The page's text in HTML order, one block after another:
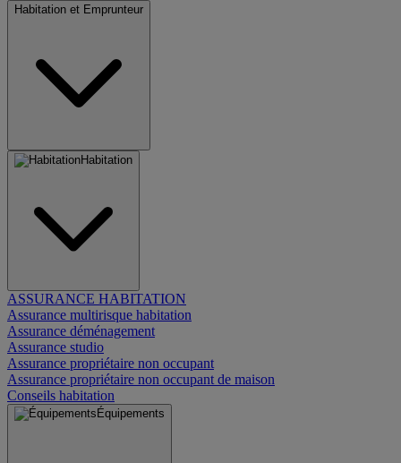
Habitation et Emprunteur
Habitation
ASSURANCE HABITATION
Assurance multirisque habitation
Assurance déménagement
Assurance studio
Assurance propriétaire non occupant
Assurance propriétaire non occupant de maison
Conseils habitation
Équipements